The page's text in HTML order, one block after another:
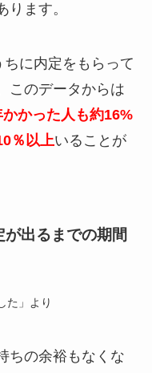
ます。
に内定をもらって
このデータからは
かった人も約16%
％以上いることが
出るまでの期間
た」より
ちの余裕もなくな